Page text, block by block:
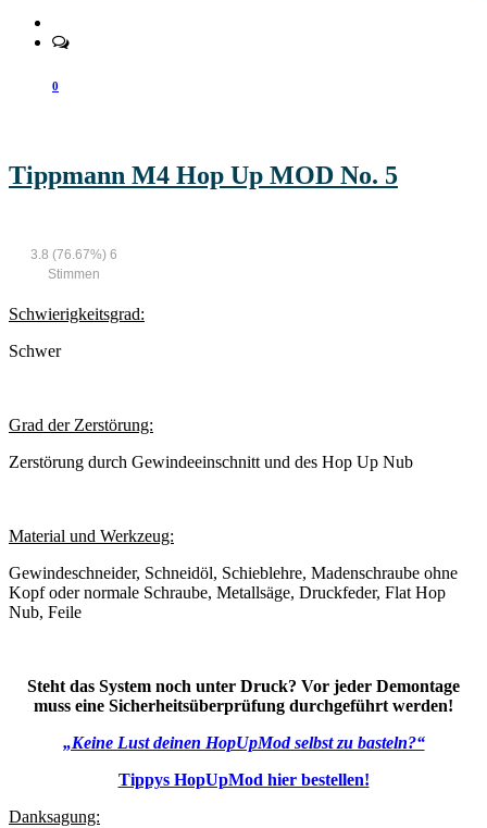
0
Tippmann M4 Hop Up MOD No. 5
3.8 (76.67%) 6
Stimmen
Schwierigkeitsgrad:
Schwer
Grad der Zerstörung:
Zerstörung durch Gewindeeinschnitt und des Hop Up Nub
Material und Werkzeug:
Gewindeschneider, Schneidöl, Schieblehre, Madenschraube ohne
Kopf oder normale Schraube, Metallsäge, Druckfeder, Flat Hop
Nub, Feile
Steht das System noch unter Druck? Vor jeder Demontage
muss eine Sicherheitsüberprüfung durchgeführt werden!
„Keine Lust deinen HopUpMod selbst zu basteln?“
Tippys HopUpMod hier bestellen!
Danksagung: